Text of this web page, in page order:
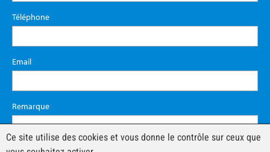
Téléphone
Email
Remarque
Ce site utilise des cookies et vous donne le contrôle sur ceux que